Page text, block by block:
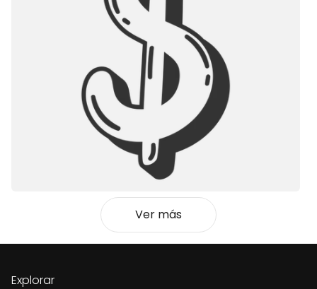
Ver más
Explorar